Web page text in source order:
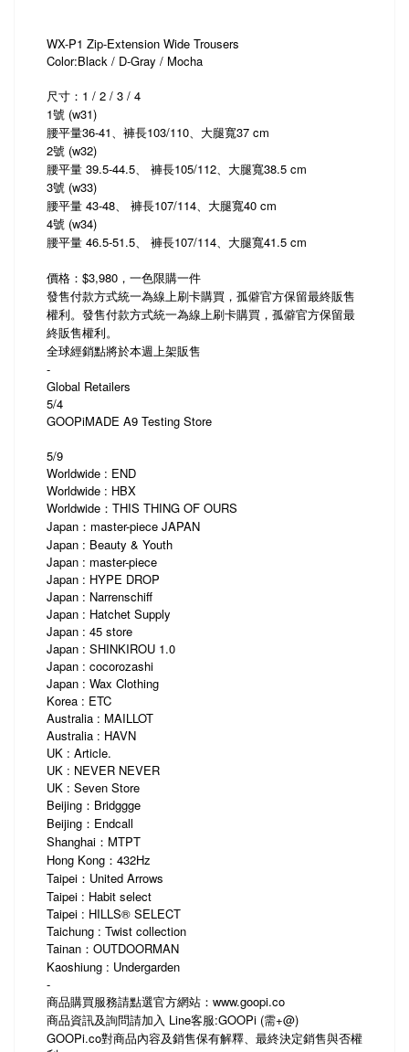
WX-P1 Zip-Extension Wide Trousers
Color:Black / D-Gray / Mocha
尺寸：1 / 2 / 3 / 4
1號 (w31)
腰平量36-41、褲長103/110、大腿寬37 cm
2號 (w32)
腰平量 39.5-44.5、 褲長105/112、大腿寬38.5 cm
3號 (w33)
腰平量 43-48、 褲長107/114、大腿寬40 cm
4號 (w34)
腰平量 46.5-51.5、 褲長107/114、大腿寬41.5 cm
價格：$3,980，一色限購一件
發售付款方式統一為線上刷卡購買，孤僻官方保留最終販售
權利。發售付款方式統一為線上刷卡購買，孤僻官方保留最
終販售權利。
全球經銷點將於本週上架販售
-
Global Retailers
5/4
GOOPiMADE A9 Testing Store
5/9
Worldwide : END
Worldwide : HBX
Worldwide：THIS THING OF OURS
Japan：master-piece JAPAN
Japan : Beauty & Youth
Japan : master-piece
Japan : HYPE DROP
Japan : Narrenschiff
Japan : Hatchet Supply
Japan : 45 store
Japan : SHINKIROU 1.0
Japan : cocorozashi
Japan : Wax Clothing
Korea : ETC
Australia : MAILLOT
Australia : HAVN
UK : Article.
UK : NEVER NEVER
UK : Seven Store
Beijing：Bridggge
Beijing：Endcall
Shanghai：MTPT
Hong Kong：432Hz
Taipei：United Arrows
Taipei : Habit select
Taipei : HILLS® SELECT
Taichung : Twist collection
Tainan：OUTDOORMAN
Kaoshiung : Undergarden
-
商品購買服務請點選官方網站：www.goopi.co
商品資訊及詢問請加入 Line客服:GOOPi (需+@)
GOOPi.co對商品內容及銷售保有解釋、最終決定銷售與否權